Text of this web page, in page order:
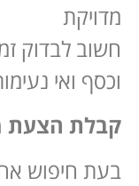
מדויקת
חשוב לבדוק
וכסף ואי
קבלת הצעת
בעת חיפוש